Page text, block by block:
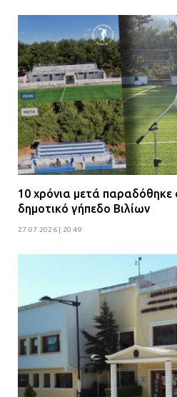
10 χρόνια μετά παραδόθηκε
δημοτικό γήπεδο Βιλίων
27.07.2026 | 20:49